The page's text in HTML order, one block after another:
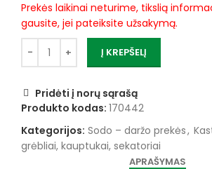
Prekės laikinai neturime, tikslią
gausite, jei pateiksite užsakymą.
Į KREPŠELĮ
Pridėti į norų sąrašą
Produkto kodas: 170442
Kategorijos: Sodo – daržo prekės,
grėbliai, kauptukai, sekatoriai
APRAŠYMAS